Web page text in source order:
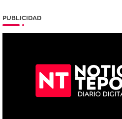
PUBLICIDAD